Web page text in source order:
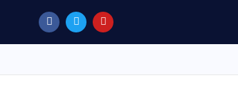
F
a
c
e
o
T
w
i
t
r
Y
o
u
t
e